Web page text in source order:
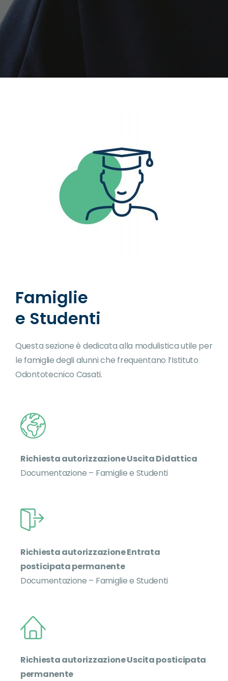
Famiglie
e Studenti
Questa sezione è dedicata alla modulistica utile per
le famiglie degli alunni che frequentano l’Istituto
Odontotecnico Casati.
Richiesta autorizzazione Uscita Didattica
Documentazione – Famiglie e Studenti
Richiesta autorizzazione Entrata
posticipata permanente
Documentazione – Famiglie e Studenti
Richiesta autorizzazione Uscita posticipata
permanente